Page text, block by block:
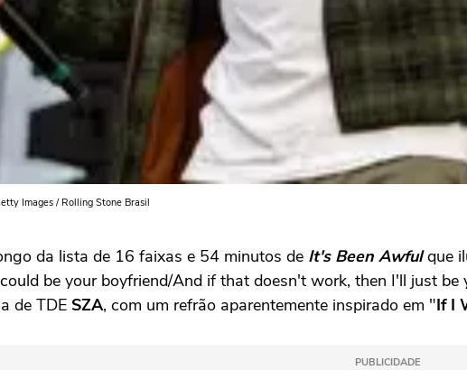
Images / Rolling Stone Brasil
da lista de 16 faixas e 54 minutos de It's Been Awfulque
be your boyfriend/And if that doesn't work, then I'll just
de TDE SZA, com um refrão aparentemente inspirado em "If I
PUBLICIDADE